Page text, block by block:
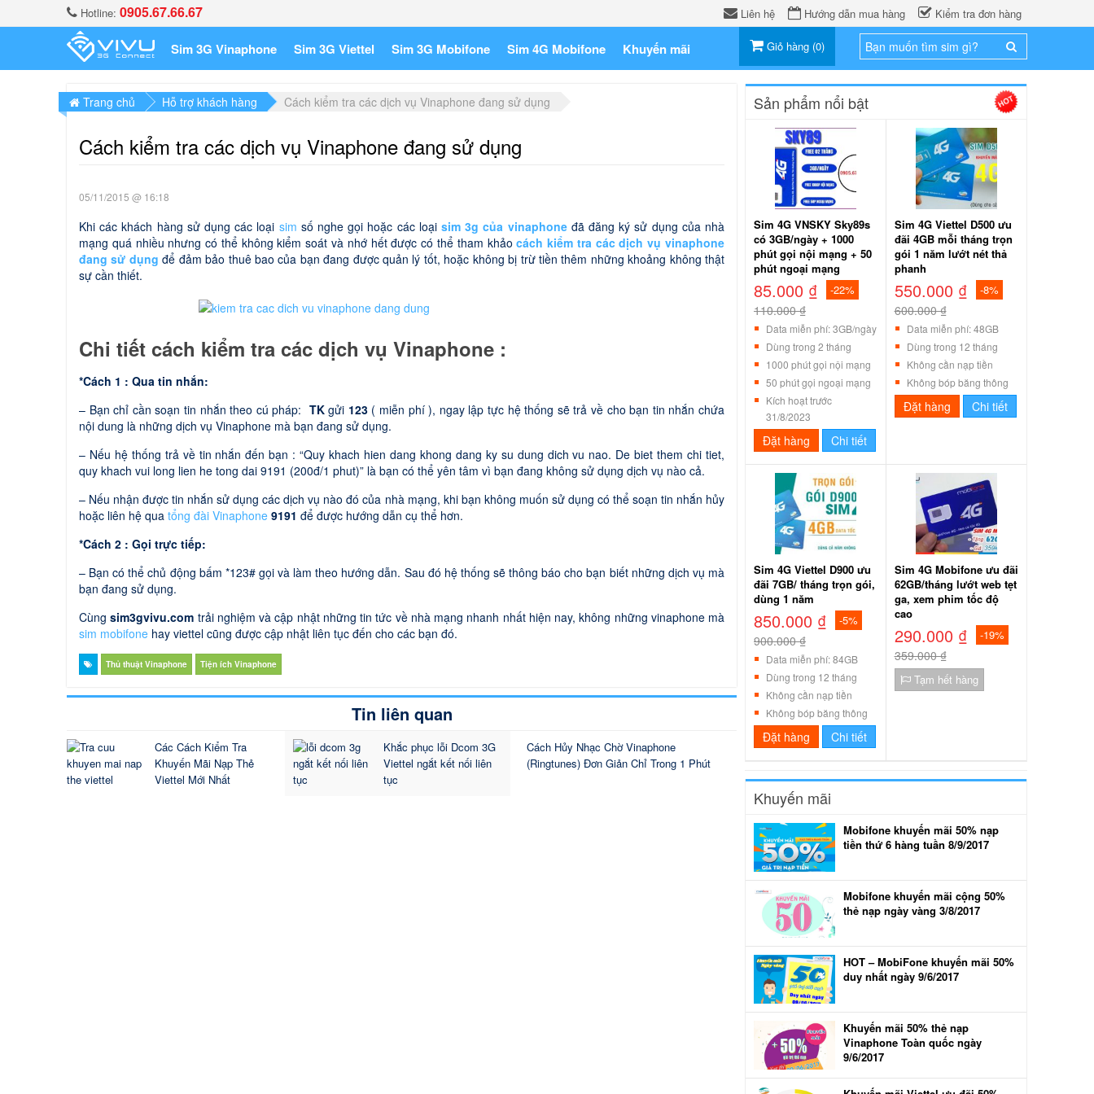
Hotline: 0905.67.66.67 Liên hệ Hướng dẫn mua hàng Kiểm tra đơn hàng
Sim 3G Vinaphone Sim 3G Viettel Sim 3G Mobifone Sim 4G Mobifone Khuyến mãi Giỏ hàng (0)
Trang chủ Hỗ trợ khách hàng Cách kiểm tra các dịch vụ Vinaphone đang sử dụng
Cách kiểm tra các dịch vụ Vinaphone đang sử dụng
05/11/2015 @ 16:18
Khi các khách hàng sử dụng các loại sim số nghe gọi hoặc các loạisim 3g của vinaphoneđã đăng ký sử dụng của nhà
mạng quá nhiều nhưng có thể không kiểm soát và nhớ hết được có thể tham khảocách kiểm tra các dịch vụ vinaphone
đang sử dụng để đảm bảo thuê bao của bạn đang được quản lý tốt, hoặc không bị trừ tiền thêm những khoảng không thật
sự cần thiết.
Chi tiết cách kiểm tra các dịch vụ Vinaphone :
*Cách 1 : Qua tin nhắn:
– Bạn chỉ cần soạn tin nhắn theo cú pháp: TKgửi 123( miễn phí ), ngay lập tực hệ thống sẽ trả về cho bạn tin nhắn chứa
nội dung là những dịch vụ Vinaphone mà bạn đang sử dụng.
– Nếu hệ thống trả về tin nhắn đến bạn : “Quy khach hien dang khong dang ky su dung dich vu nao. De biet them chi tiet,
quy khach vui long lien he tong dai 9191 (200đ/1 phut)” là bạn có thể yên tâm vì bạn đang không sử dụng dịch vụ nào cả.
– Nếu nhận được tin nhắn sử dụng các dịch vụ nào đó của nhà mạng, khi bạn không muốn sử dụng có thể soạn tin nhắn hủy
hoặc liên hệ qua tổng đài Vinaphone 9191 để được hướng dẫn cụ thể hơn.
*Cách 2 : Gọi trực tiếp:
– Bạn có thể chủ động bấm *123# gọi và làm theo hướng dẫn. Sau đó hệ thống sẽ thông báo cho bạn biết những dịch vụ mà
bạn đang sử dụng.
Cùngsim3gvivu.com trải nghiệm và cập nhật những tin tức về nhà mạng nhanh nhất hiện nay, không những vinaphone mà
sim mobifone hay viettel cũng được cập nhật liên tục đến cho các bạn đó.
Thủ thuật Vinaphone Tiện ích Vinaphone
Tin liên quan
Các Cách Kiểm Tra
Khuyến Mãi Nạp Thẻ
Viettel Mới Nhất
Khắc phục lỗi Dcom 3G
Viettel ngắt kết nối liên
tục
Cách Hủy Nhạc Chờ Vinaphone
(Ringtunes) Đơn Giản Chỉ Trong 1 Phút
Sản phẩm nổi bật
Sim 4G VNSKY Sky89s
có 3GB/ngày + 1000
phút gọi nội mạng + 50
phút ngoại mạng
85.000 ₫ -22%
110.000 ₫
Data miễn phí: 3GB/ngày
Dùng trong 2 tháng
1000 phút gọi nội mạng
50 phút gọi ngoại mạng
Kích hoạt trước
31/8/2023
Đặt hàng Chi tiết
Sim 4G Viettel D500 ưu
đãi 4GB mỗi tháng trọn
gói 1 năm lướt nét thả
phanh
550.000 ₫ -8%
600.000 ₫
Data miễn phí: 48GB
Dùng trong 12 tháng
Không cần nạp tiền
Không bóp băng thông
Đặt hàng Chi tiết
Sim 4G Viettel D900 ưu
đãi 7GB/ tháng trọn gói,
dùng 1 năm
850.000 ₫ -5%
900.000 ₫
Data miễn phí: 84GB
Dùng trong 12 tháng
Không cần nạp tiền
Không bóp băng thông
Đặt hàng Chi tiết
Sim 4G Mobifone ưu đãi
62GB/tháng lướt web tẹt
ga, xem phim tốc độ
cao
290.000 ₫ -19%
359.000 ₫
Tạm hết hàng
Khuyến mãi
Mobifone khuyến mãi 50% nạp
tiền thứ 6 hàng tuần 8/9/2017
Mobifone khuyến mãi cộng 50%
thẻ nạp ngày vàng 3/8/2017
HOT – MobiFone khuyến mãi 50%
duy nhất ngày 9/6/2017
Khuyến mãi 50% thẻ nạp
Vinaphone Toàn quốc ngày
9/6/2017